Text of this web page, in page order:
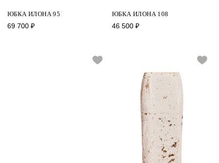
ЮБКА ИЛОНА 95
69 700 ₽
ЮБКА ИЛОНА 108
46 500 ₽